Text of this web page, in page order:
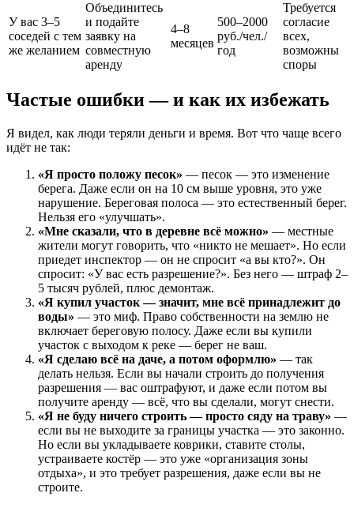
У вас 3–5
соседей с тем
же желанием
Объединитесь
и подайте
заявку на
совместную
аренду
4–8
месяцев
500–2000
руб./чел./
год
Требуется
согласие
всех,
возможны
споры
Частые ошибки — и как их избежать
Я видел, как люди теряли деньги и время. Вот что чаще всего
идёт не так:
«Я просто положу песок» — песок — это изменение
берега. Даже если он на 10 см выше уровня, это уже
нарушение. Береговая полоса — это естественный берег.
Нельзя его «улучшать».
«Мне сказали, что в деревне всё можно» — местные
жители могут говорить, что «никто не мешает». Но если
приедет инспектор — он не спросит «а вы кто?». Он
спросит: «У вас есть разрешение?». Без него — штраф 2–
5 тысяч рублей, плюс демонтаж.
«Я купил участок — значит, мне всё принадлежит до
воды» — это миф. Право собственности на землю не
включает береговую полосу. Даже если вы купили
участок с выходом к реке — берег не ваш.
«Я сделаю всё на даче, а потом оформлю» — так
делать нельзя. Если вы начали строить до получения
разрешения — вас оштрафуют, и даже если потом вы
получите аренду — всё, что вы сделали, могут снести.
«Я не буду ничего строить — просто сяду на траву» —
если вы не выходите за границы участка — это законно.
Но если вы укладываете коврики, ставите столы,
устраиваете костёр — это уже «организация зоны
отдыха», и это требует разрешения, даже если вы не
строите.